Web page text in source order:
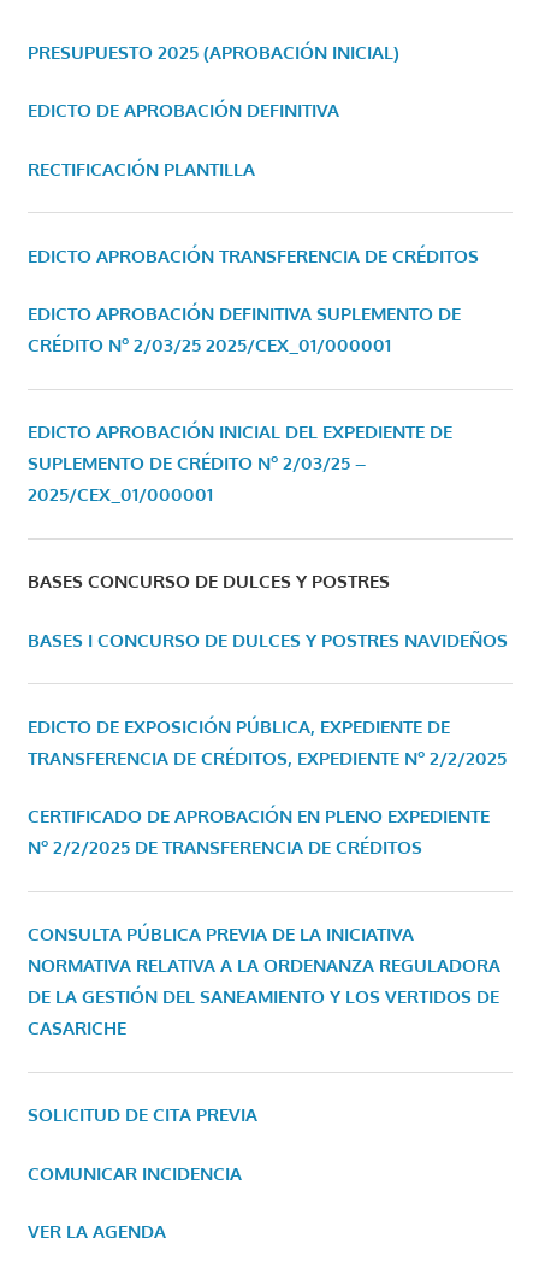
PRESUPUESTO 2025 (APROBACIÓN INICIAL)
EDICTO DE APROBACIÓN DEFINITIVA
RECTIFICACIÓN PLANTILLA
EDICTO APROBACIÓN TRANSFERENCIA DE CRÉDITOS
EDICTO APROBACIÓN DEFINITIVA SUPLEMENTO DE
CRÉDITO Nº 2/03/25 2025/CEX_01/000001
EDICTO APROBACIÓN INICIAL DEL EXPEDIENTE DE
SUPLEMENTO DE CRÉDITO Nº 2/03/25 –
2025/CEX_01/000001
BASES CONCURSO DE DULCES Y POSTRES
BASES I CONCURSO DE DULCES Y POSTRES NAVIDEÑOS
EDICTO DE EXPOSICIÓN PÚBLICA, EXPEDIENTE DE
TRANSFERENCIA DE CRÉDITOS, EXPEDIENTE Nº 2/2/2025
CERTIFICADO DE APROBACIÓN EN PLENO EXPEDIENTE
Nº 2/2/2025 DE TRANSFERENCIA DE CRÉDITOS
CONSULTA PÚBLICA PREVIA DE LA INICIATIVA
NORMATIVA RELATIVA A LA ORDENANZA REGULADORA
DE LA GESTIÓN DEL SANEAMIENTO Y LOS VERTIDOS DE
CASARICHE
SOLICITUD DE CITA PREVIA
COMUNICAR INCIDENCIA
VER LA AGENDA